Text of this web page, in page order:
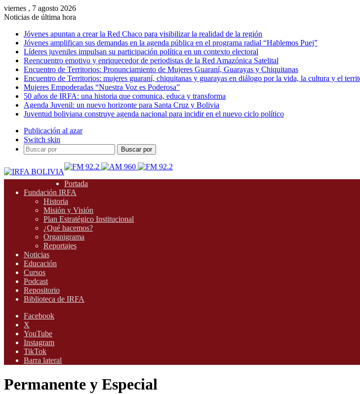
viernes , 7 agosto 2026
Noticias de última hora
Jóvenes apuntan a crear la Red Chaco para visibilizar la realidad de la región
Jóvenes amplifican sus demandas en la agenda pública en el programa radial “Hablemos Puej”
Líderes juveniles impulsan su participación política en un contexto electoral
Reencuentro emotivo y enriquecedor de periodistas de la Red Amazónica Satelital
Encuentro de Territorios: Pronunciamiento de Mujeres Guaraní, Guarayas y Chiquitanas
Encuentro de Territorios: mujeres guaraní, chiquitanas y guarayas en diálogo por la vida, la cultura y el
Mujeres Empoderadas “Nuestra Voz es Poderosa”
50 años de IRFA: una historia que comunica, educa y transforma
Agenda Juvenil: un nuevo horizonte para Santa Cruz y Bolivia
Juventud boliviana construye agenda nacional para incidir en el nuevo ciclo político
Publicación al azar
Switch skin
Buscar por
Portada
Fundación IRFA
Historia
Misión y Visión
Plan Estratégico Institucional
¿Qué hacemos?
Organigrama
Reportajes
Noticias
Educación
Cursos
Podcast
Repositorio
Biblioteca de IRFA
Facebook
X
YouTube
Instagram
TikTok
Barra lateral
Permanente y Especial